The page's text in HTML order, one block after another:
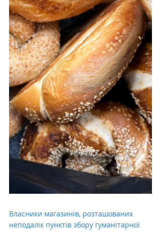
Власники магазинів, розташованих
неподалік пунктів збору гуманітарної